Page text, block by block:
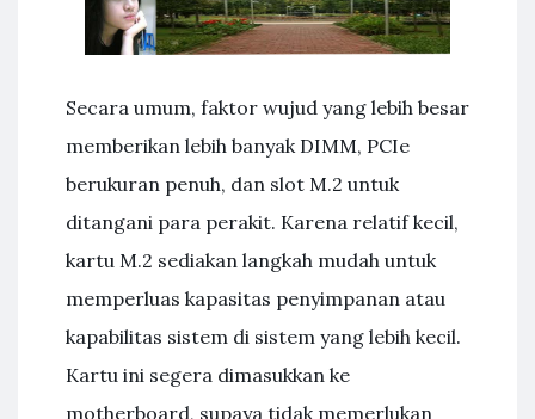
Secara umum, faktor wujud yang lebih besar
memberikan lebih banyak DIMM, PCIe
berukuran penuh, dan slot M.2 untuk
ditangani para perakit. Karena relatif kecil,
kartu M.2 sediakan langkah mudah untuk
memperluas kapasitas penyimpanan atau
kapabilitas sistem di sistem yang lebih kecil.
Kartu ini segera dimasukkan ke
motherboard, supaya tidak memerlukan